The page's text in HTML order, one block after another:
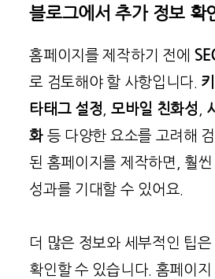
블로그에서 추가 정보 확
홈페이지를 제작하기 전에
로 검토해야 할 사항입니다.
타태그 설정
모바일 친화성
화등 다양한 요소를 고려해
된 홈페이지를 제작하면, 훨
성과를 기대할 수 있어요.
더 많은 정보와 세부적인 팁은
확인할 수 있습니다. 홈페이지